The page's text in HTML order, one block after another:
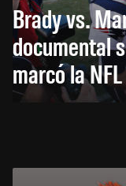
Brady vs.
documental
marcó la NFL